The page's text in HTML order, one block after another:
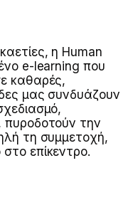
η Human
e-learning που
καθαρές,
μας συνδυάζουν
πυροδοτούν την
τη συμμετοχή,
επίκεντρο.